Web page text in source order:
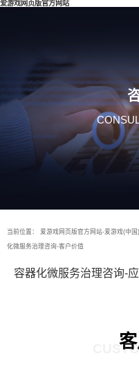
爱游戏网页版官方网站
当前位置： 爱游戏网页版官方网站-爱游戏(中国)
化微服务治理咨询-客户价值
容器化微服务治理咨询-